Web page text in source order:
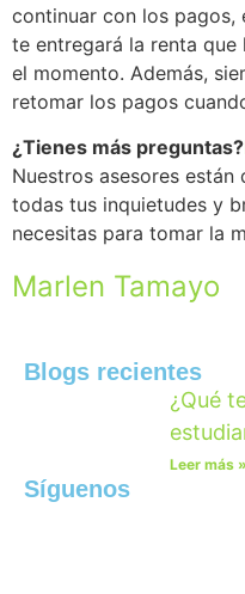
continuar con los pagos,
te entregará la renta que
el momento. Además,
retomar los pagos
¿Tienes más preguntas?
Nuestros asesores
todas tus inquietudes y
necesitas para tomar la
Marlen Tamayo
Blogs recientes
¿Qué
Leer más »
Síguenos